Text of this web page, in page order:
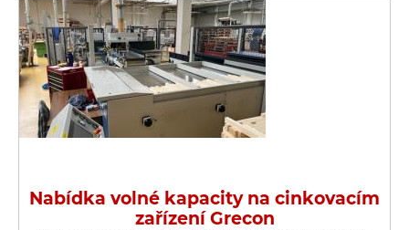
Nabídka volné kapacity na cinkovacím
zařízení Grecon